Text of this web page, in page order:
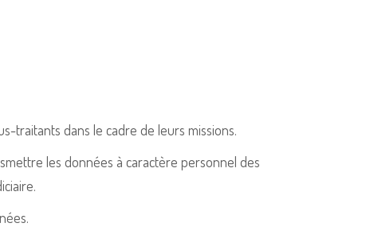
traitants dans le cadre de leurs missions.
les données à caractère personnel des